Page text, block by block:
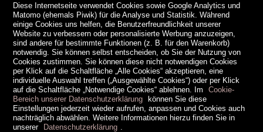
Diese Internetseite verwendet Cookies sowie Google Analytics und
Matomo (ehemals Piwik) für die Analyse und Statistik. Während
einige Cookies uns helfen, die Benutzerfreundlichkeit unserer
Website zu verbessern oder personalisierte Werbung anzuzeigen,
sind andere für bestimmte Funktionen (z. B. für den Warenkorb)
notwendig. Sie können selbst entscheiden, ob Sie der Nutzung von
Cookies zustimmen. Sie können diese nicht notwendigen Cookies
per Klick auf die Schaltfläche „Alle Cookies“ akzeptieren, eine
individuelle Auswahl treffen („Ausgewählte Cookies“) oder per Klick
auf die Schaltfläche „Notwendige Cookies“ ablehnen. Im
Cookie-
Bereich unserer Datenschutzerklärung können Sie diese
Einstellungen jederzeit wieder aufrufen, anpassen und Cookies auch
nachträglich abwählen. Weitere Informationen hierzu finden Sie in
unserer Datenschutzerklärung